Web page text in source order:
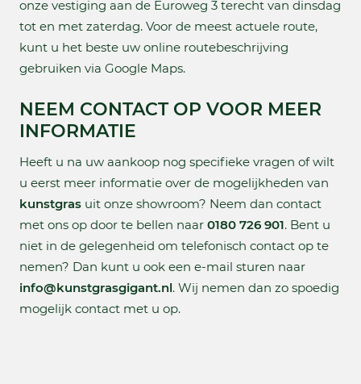
onze vestiging aan de Euroweg 3 terecht van dinsdag
tot en met zaterdag. Voor de meest actuele route,
kunt u het beste uw online routebeschrijving
gebruiken via Google Maps.
NEEM CONTACT OP VOOR MEER
INFORMATIE
Heeft u na uw aankoop nog specifieke vragen of wilt
u eerst meer informatie over de mogelijkheden van
kunstgras uit onze showroom? Neem dan contact
met ons op door te bellen naar 0180 726 901. Bent u
niet in de gelegenheid om telefonisch contact op te
nemen? Dan kunt u ook een e-mail sturen naar
info@kunstgrasgigant.nl. Wij nemen dan zo spoedig
mogelijk contact met u op.